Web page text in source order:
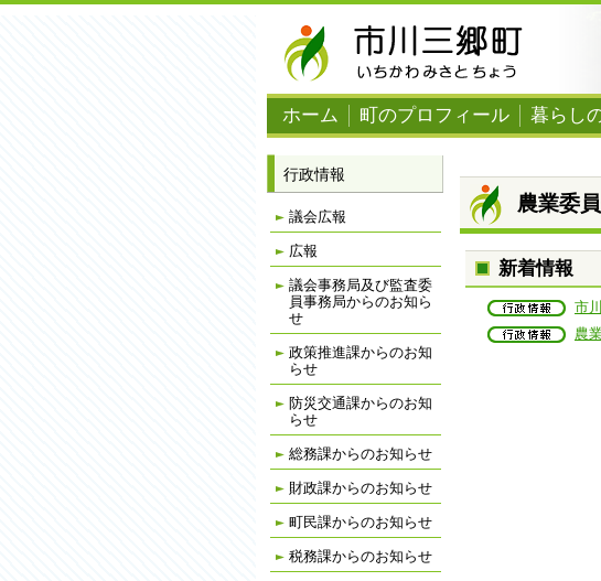
シ
を
飛
す
ホーム 町のプロフィール 暮らし
農業委
新着情報
市
農
行政情報
議会広報
広報
議会事務局及び監査委
員事務局からのお知ら
せ
政策推進課からのお知
らせ
防災交通課からのお知
らせ
総務課からのお知らせ
財政課からのお知らせ
町民課からのお知らせ
税務課からのお知らせ